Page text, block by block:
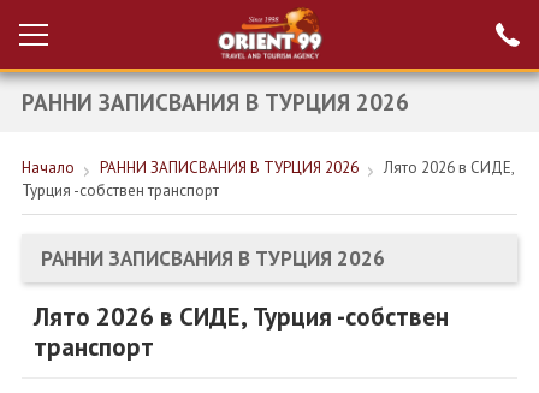
Вход за агенти
Проверка на
резервация
РАННИ ЗАПИСВАНИЯ ТУРЦИЯ
НОВА ГОДИНА ТУРЦИЯ
НОВА ГОДИНА
ПОЧИВКИ
РАННИ ЗАПИСВАНИЯ В ТУРЦИЯ 2026
Начало РАННИ ЗАПИСВАНИЯ В ТУРЦИЯ 2026
Лято 2026 в СИДЕ,
Турция -собствен транспорт
РАННИ ЗАПИСВАНИЯ В ТУРЦИЯ 2026
Лято 2026 в СИДЕ, Турция -собствен
транспорт